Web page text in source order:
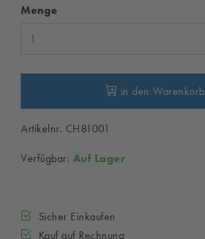
Menge
in den Warenkorb
Artikelnr. CH81001
Verfügbar: Auf Lager
Sicher Einkaufen
Kauf auf Rechnung